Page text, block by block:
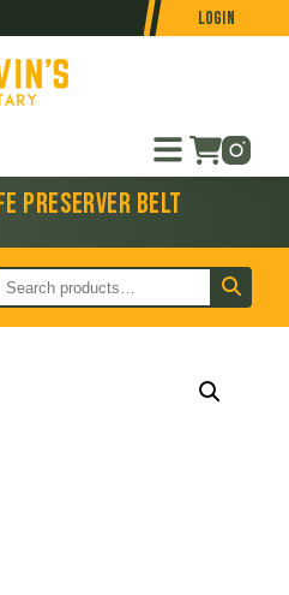
Login
Preserver belt